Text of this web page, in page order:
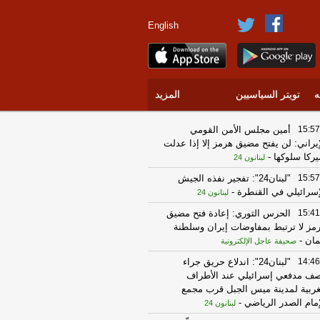
English
تويتر السياسيين المزيد
15:57
أمين مجلس الأمن القومي
لن يفتح مضيق هرمز إلا إذا عدلت
سلوكها - لبنانون 24
15:57
"لبنان24": تفجير نفذه الجيش
في القنطرة - لبنانون 24
15:41
الحرس الثوري: إعادة فتح مضيق
لا ترتبط بمفاوضات إيران وسلطنة
- صحيفة عاجل الإلكترونية
14:46
"لبنان24": اندلاع حريق جراء
مدفعي إسرائيلي عند الأطراف
لمدينة ميس الجبل قرب مجمع
الصدر الرياضي - لبنانون 24